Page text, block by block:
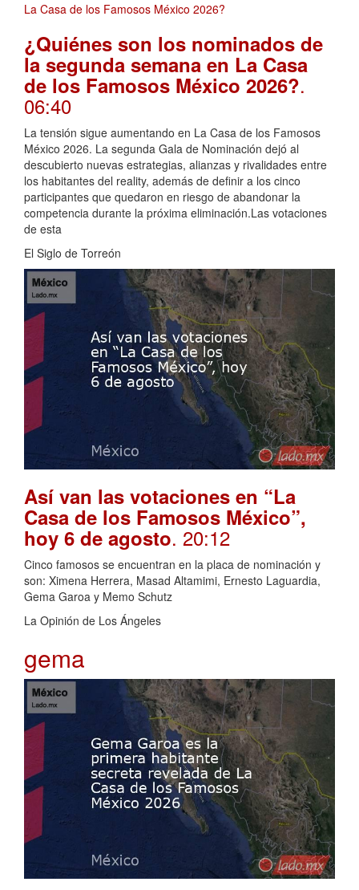
¿Quiénes son los nominados de
la segunda semana en La Casa
de los Famosos México 2026?.
06:40
La tensión sigue aumentando en La Casa de los Famosos
México 2026. La segunda Gala de Nominación dejó al
descubierto nuevas estrategias, alianzas y rivalidades entre
los habitantes del reality, además de definir a los cinco
participantes que quedaron en riesgo de abandonar la
competencia durante la próxima eliminación.Las votaciones
de esta
El Siglo de Torreón
Así van las votaciones en “La
Casa de los Famosos México”,
hoy 6 de agosto. 20:12
Cinco famosos se encuentran en la placa de nominación y
son: Ximena Herrera, Masad Altamimi, Ernesto Laguardia,
Gema Garoa y Memo Schutz
La Opinión de Los Ángeles
gema